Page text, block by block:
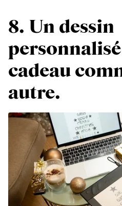
8. Un dessin
cadeau
autre.